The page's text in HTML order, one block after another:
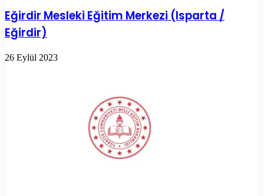
Eğirdir Mesleki Eğitim Merkezi (Isparta /
Eğirdir)
26 Eylül 2023